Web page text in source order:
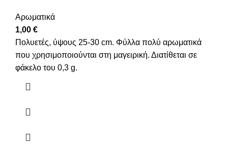
Αρωματικά
1,00 €
Πολυετές, ύψους 25-30 cm. Φύλλα πολύ αρωματικά
που χρησιμοποιούνται στη μαγειρική. Διατίθεται σε
φάκελο του 0,3 g.